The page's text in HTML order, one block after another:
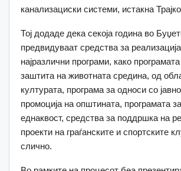
канализациски системи, истакна
Тој додаде дека секоја година во
предвидуваат средства за
најразлични програми, како
заштита на животната средина, од
културата, програма за односи со
промоција на општината, програмата
еднаквост, средства за поддршка на
проекти на граѓанските и спортските
слично.